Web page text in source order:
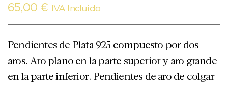
65,00 € IVA Incluido
Pendientes de Plata 925 compuesto por dos
aros. Aro plano en la parte superior y aro grande
en la parte inferior. Pendientes de aro de colgar